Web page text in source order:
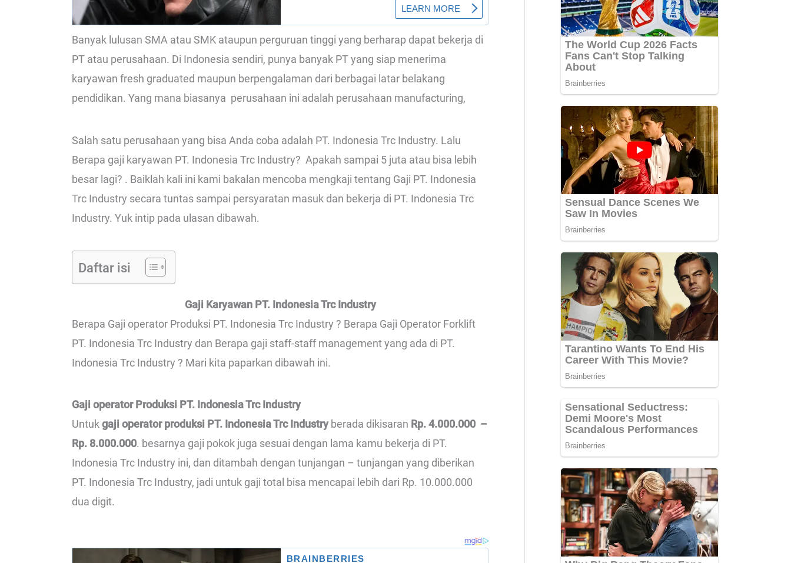
Banyak lulusan SMA atau SMK ataupun perguruan tinggi yang berharap dapat bekerja di
PT atau perusahaan. Di Indonesia sendiri, punya banyak PT yang siap menerima
karyawan fresh graduated maupun berpengalaman dari berbagai latar belakang
pendidikan. Yang mana biasanya perusahaan ini adalah perusahaan manufacturing,
Salah satu perusahaan yang bisa Anda coba adalah PT. Indonesia Trc Industry. Lalu
Berapa gaji karyawan PT. Indonesia Trc Industry? Apakah sampai 5 juta atau bisa lebih
besar lagi? . Baiklah kali ini kami bakalan mencoba mengkaji tentang Gaji PT. Indonesia
Trc Industry secara tuntas sampai persyaratan masuk dan bekerja di PT. Indonesia Trc
Industry. Yuk intip pada ulasan dibawah.
Daftar isi
Gaji Karyawan PT. Indonesia Trc Industry
Berapa Gaji operator Produksi PT. Indonesia Trc Industry ? Berapa Gaji Operator Forklift
PT. Indonesia Trc Industry dan Berapa gaji staff-staff management yang ada di PT.
Indonesia Trc Industry ? Mari kita paparkan dibawah ini.
Gaji operator Produksi PT. Indonesia Trc Industry
Untukgaji operator produksi PT. Indonesia Trc Industryberada dikisaran Rp. 4.000.000 –
Rp. 8.000.000. besarnya gaji pokok juga sesuai dengan lama kamu bekerja di PT.
Indonesia Trc Industry ini, dan ditambah dengan tunjangan – tunjangan yang diberikan
PT. Indonesia Trc Industry, jadi untuk gaji total bisa mencapai lebih dari Rp. 10.000.000
dua digit.